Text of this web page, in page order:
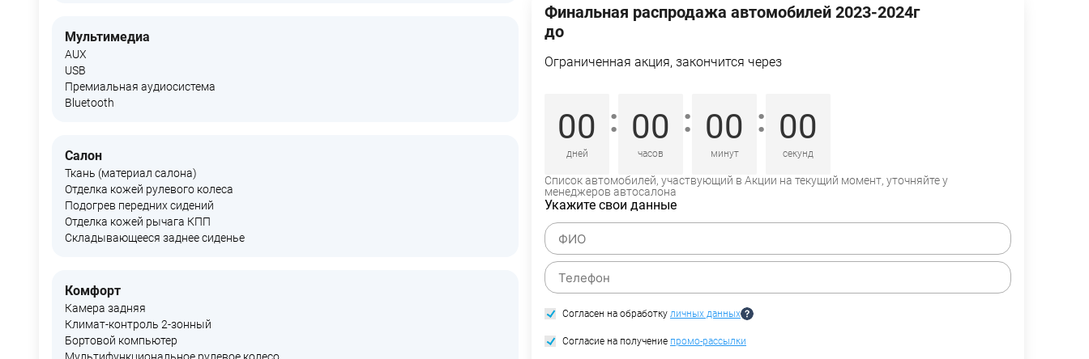
Мультимедиа
AUX
USB
Премиальная аудиосистема
Bluetooth
Салон
Ткань (материал салона)
Отделка кожей рулевого колеса
Подогрев передних сидений
Отделка кожей рычага КПП
Складывающееся заднее сиденье
Комфорт
Камера задняя
Климат-контроль 2-зонный
Бортовой компьютер
Финальная распродажа автомобилей 2023-2024г
до
Ограниченная акция, закончится через
00
дней
: 00
часов
: 00
минут
: 00
секунд
Список автомобилей, участвующий в Акции на текущий момент, уточняйте у
менеджеров автосалона
Укажите свои данные
Согласен на обработку личных данных
Согласие на получение промо-рассылки